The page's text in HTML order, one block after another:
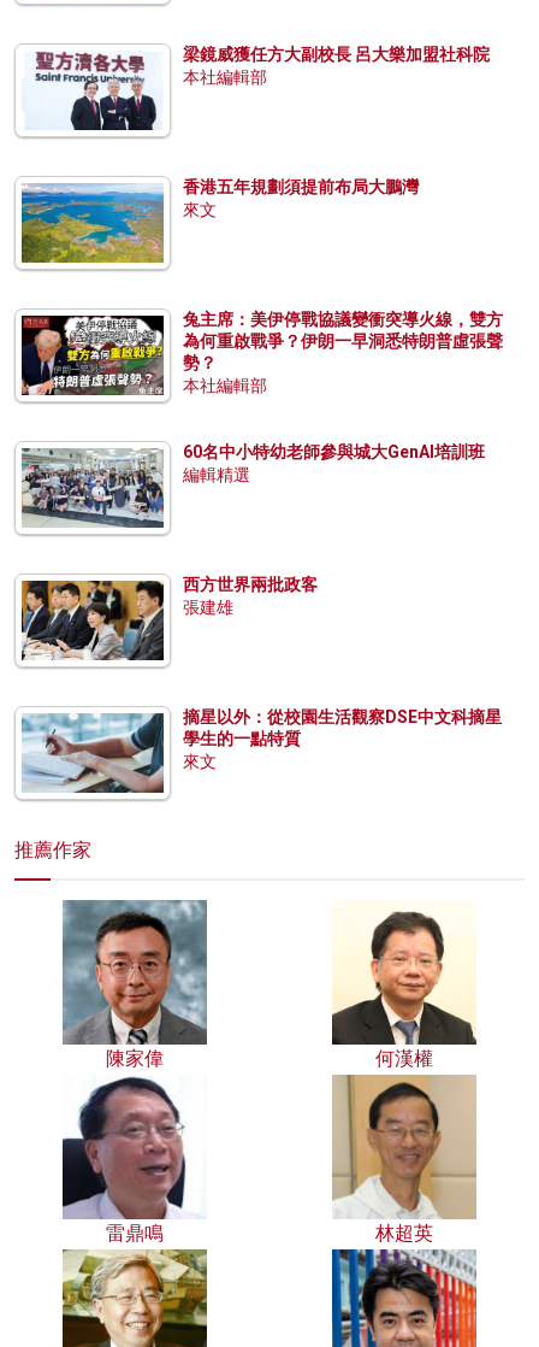
梁鏡威獲任方大副校長 呂大樂加盟社科院
本社編輯部
香港五年規劃須提前布局大鵬灣
來文
兔主席：美伊停戰協議變衝突導火線，雙方
為何重啟戰爭？伊朗一早洞悉特朗普虛張聲
勢？
本社編輯部
60名中小特幼老師參與城大GenAI培訓班
編輯精選
西方世界兩批政客
張建雄
摘星以外：從校園生活觀察DSE中文科摘星
學生的一點特質
來文
推薦作家
陳家偉 何漢權
雷鼎鳴 林超英